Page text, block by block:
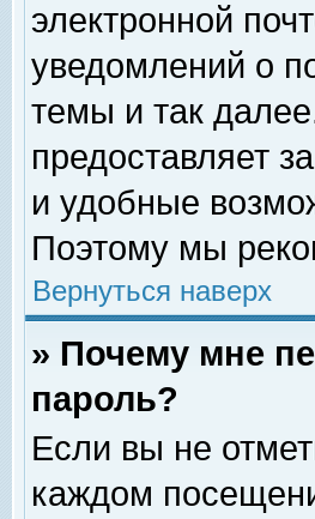
электронной
уведомлений о
темы и так
предоставляет
и удобные
Поэтому мы
Вернуться наверх
» Почему мне
пароль?
Если вы не
каждом